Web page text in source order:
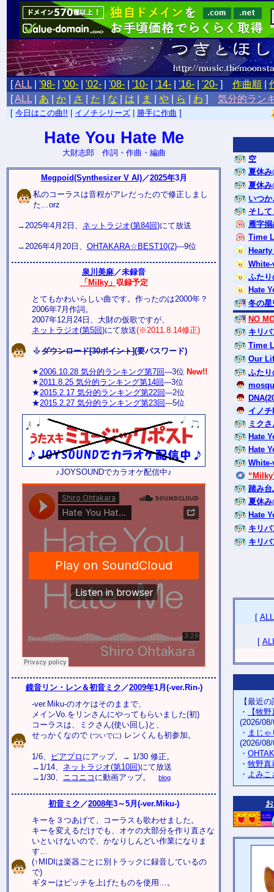
[ALL '98- '00- '02- '08- '10- '14- '16- '20- ] 作曲順
[ALL あ か さ た な は ま や ら わ ] 気分的ラン
[ 今日はこの曲!! イノチシリーズ 勝手に作曲 ]
Hate You Hate Me
大財志郎 作詞・作曲・編曲
Megpoid(Synthesizer V AI)／2025年3月
私のコーラスは音程がアレだったので修正しまし
た…orz
→2025年4月2日、 ネットラジオ(第84回)にて放送
→2026年4月20日、 OHTAKARA☆BEST10(2)---9位
泉川美麻／未録音
「Milky」 収録予定
とてもかわいらしい曲です。作ったのは2000年？
2006年7月作詞。
2007年12月24日、大財の仮歌ですが、
ネットラジオ(第5回)にて放送(※2011.8.14修正)
ダウンロード[30ポイント](要パスワード)
★2006.10.28 気分的ランキング第7回---3位 New!!
★2011.8.25 気分的ランキング第14回---3位
★2015.2.17 気分的ランキング第22回---2位
★2015.2.27 気分的ランキング第23回---5位
♪JOYSOUNDでカラオケ配信中♪
鏡音リン・レン＆初音ミク ／2009年1月(-ver.Rin-)
-ver.Miku-のオケはそのままで、
メインVo.をリンさんにやってもらいました(初)
コーラスは、ミクさん(使い回し)と、
せっかくなので (ついでに) レンくんも初参加。
1/6、 ピアプロ にアップ。→ 1/30 修正。
→1/14、 ネットラジオ(第10回)にて放送
→1/30、 ニコニコ に動画アップ。 blog
初音ミク ／2008年3～5月(-ver.Miku-)
キーを３つあげて、コーラスも歌わせました。
キーを変えるだけでも、オケの大部分を作り直さな
いといけないので、かなりしんどい作業になりま
す…
(↑MIDIは楽器ごとに別トラックに録音しているの
で)
ギターはピッチを上げたものを使用…。
空
夏休み
夏休み
いつ
そし
雁字搦
Time
White-
ふた
Hate
冬の星
NO
キリ
Time
Our
ふた
イノ
ミク
Hate
Hate
踏み台
夏休み
Hate
キリ
キリ
[ ALL
[
【最近
・
【牧
(2026/
・ まじ
(2026/
・
・ 牧野真
・ よみこ